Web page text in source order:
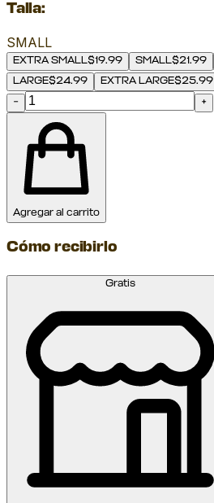
Talla:
SMALL
EXTRA SMALL$19.99 SMALL$21.99
LARGE$24.99 EXTRA LARGE$25.99
−
+
Agregar al carrito
Cómo recibirlo
Gratis